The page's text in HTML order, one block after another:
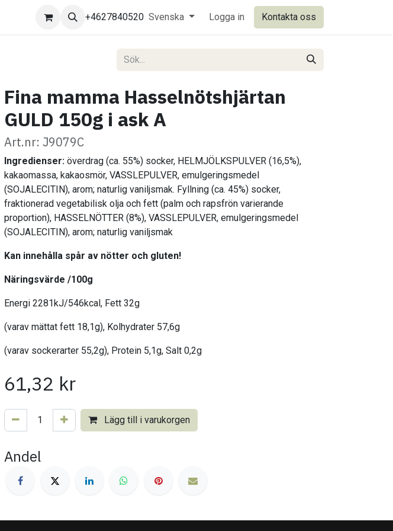
+4627840520 Svenska Logga in Kontakta oss
Fina mamma Hasselnötshjärtan
GULD 150g i ask A
Art.nr: J9079C
Ingredienser: överdrag (ca. 55%) socker, HELMJÖLKSPULVER (16,5%),
kakaomassa, kakaosmör, VASSLEPULVER, emulgeringsmedel
(SOJALECITIN), arom; naturlig vaniljsmak. Fyllning (ca. 45%) socker,
fraktionerad vegetabilisk olja och fett (palm och rapsfrön varierande
proportion), HASSELNÖTTER (8%), VASSLEPULVER, emulgeringsmedel
(SOJALECITIN), arom; naturlig vaniljsmak
Kan innehålla spår av nötter och gluten!
Näringsvärde /100g
Energi 2281kJ/546kcal, Fett 32g
(varav mättat fett 18,1g), Kolhydrater 57,6g
(varav sockerarter 55,2g), Protein 5,1g, Salt 0,2g
61,32 kr
Lägg till i varukorgen
Andel